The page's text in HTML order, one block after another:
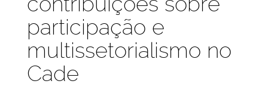
participação e
multissetorialismo no
Cade